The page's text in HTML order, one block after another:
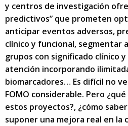
y centros de investigación
predictivos” que prometen
anticipar eventos adversos,
clínico y funcional, segmentar
grupos con significado clínico
atención incorporando
biomarcadores… Es difícil no
FOMO considerable. Pero
estos proyectos?, ¿cómo
suponer una mejora real en la